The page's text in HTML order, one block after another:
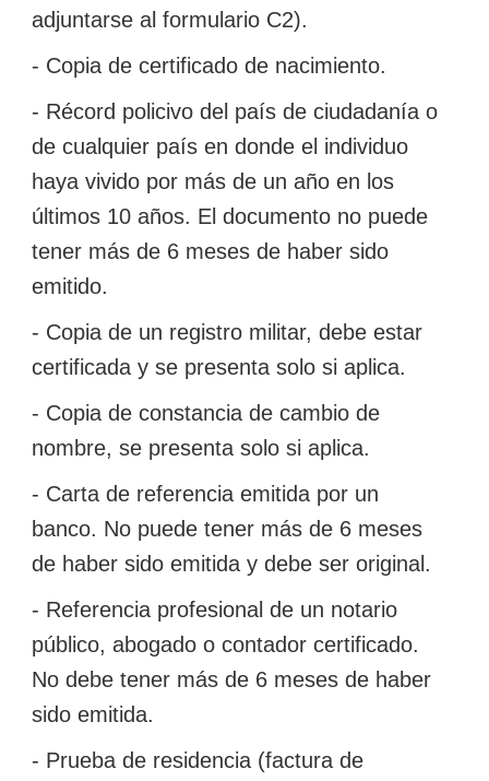
adjuntarse al formulario C2).
- Copia de certificado de nacimiento.
- Récord policivo del país de ciudadanía o
de cualquier país en donde el individuo
haya vivido por más de un año en los
últimos 10 años. El documento no puede
tener más de 6 meses de haber sido
emitido.
- Copia de un registro militar, debe estar
certificada y se presenta solo si aplica.
- Copia de constancia de cambio de
nombre, se presenta solo si aplica.
- Carta de referencia emitida por un
banco. No puede tener más de 6 meses
de haber sido emitida y debe ser original.
- Referencia profesional de un notario
público, abogado o contador certificado.
No debe tener más de 6 meses de haber
sido emitida.
- Prueba de residencia (factura de